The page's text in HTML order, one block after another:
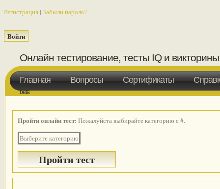
Регистрация | Забыли пароль?
Онлайн тестирование, тесты IQ и
beta
Главная Вопросы Сертификаты
Пройти онлайн тест: Пожалуйста выбирайте категорию с #.
Выберите категорию